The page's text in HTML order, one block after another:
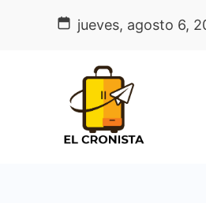
jueves, agosto 6,